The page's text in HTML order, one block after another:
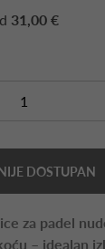
31,00 €
DOSTUPAN
za padel
– idealan